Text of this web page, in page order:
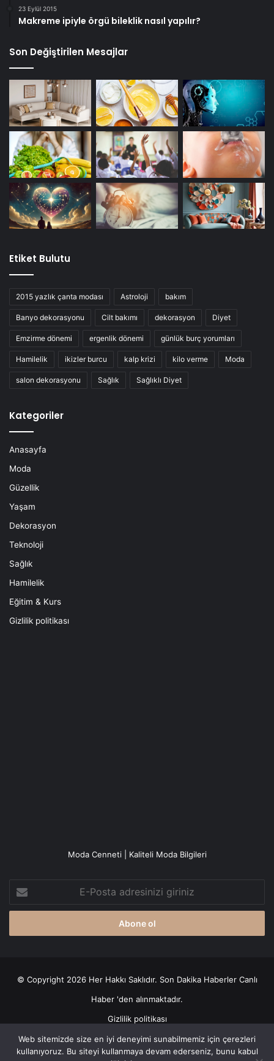
23 Eylül 2015
Makreme ipiyle örgü bileklik nasıl yapılır?
Son Değiştirilen Mesajlar
Etiket Bulutu
2015 yazlık çanta modası Astroloji bakım
Banyo dekorasyonu Cilt bakımı dekorasyon Diyet
Emzirme dönemi ergenlik dönemi günlük burç yorumları
Hamilelik ikizler burcu kalp krizi kilo verme Moda
salon dekorasyonu Sağlık Sağlıklı Diyet
Kategoriler
Anasayfa
Moda
Güzellik
Yaşam
Dekorasyon
Teknoloji
Sağlık
Hamilelik
Eğitim & Kurs
Gizlilik politikası
Moda Cenneti | Kaliteli Moda Bilgileri
Posta
adresinizi
© Copyright 2026 Her Hakkı Saklıdır. Son Dakika Haberler Canlı
Haber 'den alınmaktadır.
Gizlilik politikası
Facebook
X YouTubeInstagram
Web sitemizde size en iyi deneyimi sunabilmemiz için çerezleri
kullanıyoruz. Bu siteyi kullanmaya devam ederseniz, bunu kabul